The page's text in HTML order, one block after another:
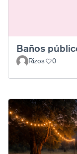
Baños
Rizos
0